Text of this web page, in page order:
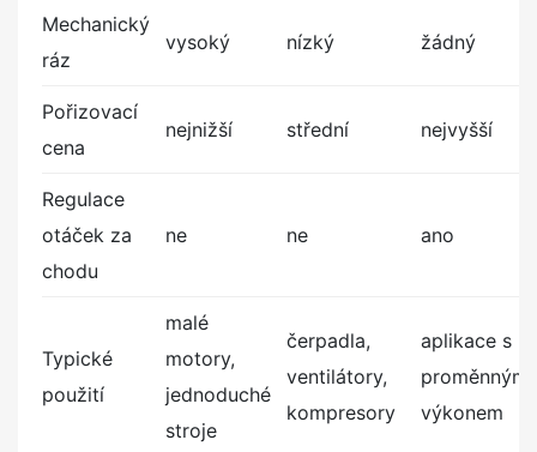
Mechanický
ráz
vysoký nízký žádný
Pořizovací
cena
nejnižší střední nejvyšší
Regulace
otáček za
chodu
ne ne ano
Typické
použití
malé
motory,
jednoduché
stroje
čerpadla,
ventilátory,
kompresory
aplikace s
proměnným
výkonem